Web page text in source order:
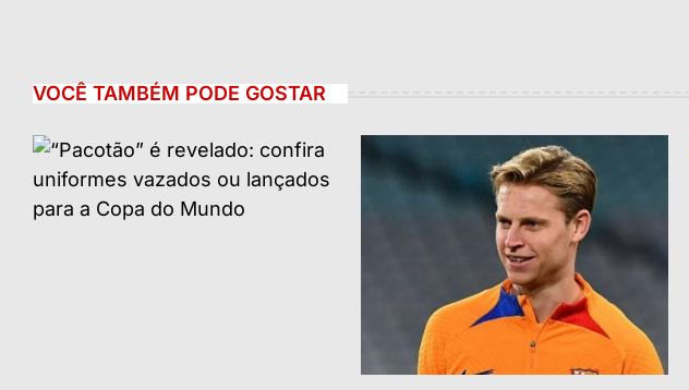
VOCÊ TAMBÉM PODE GOSTAR